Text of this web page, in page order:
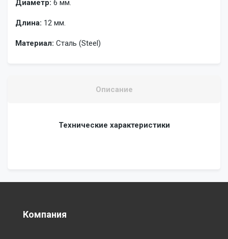
Диаметр: 6 мм.
Длина: 12 мм.
Материал: Сталь (Steel)
Описание
Технические характеристики
Компания